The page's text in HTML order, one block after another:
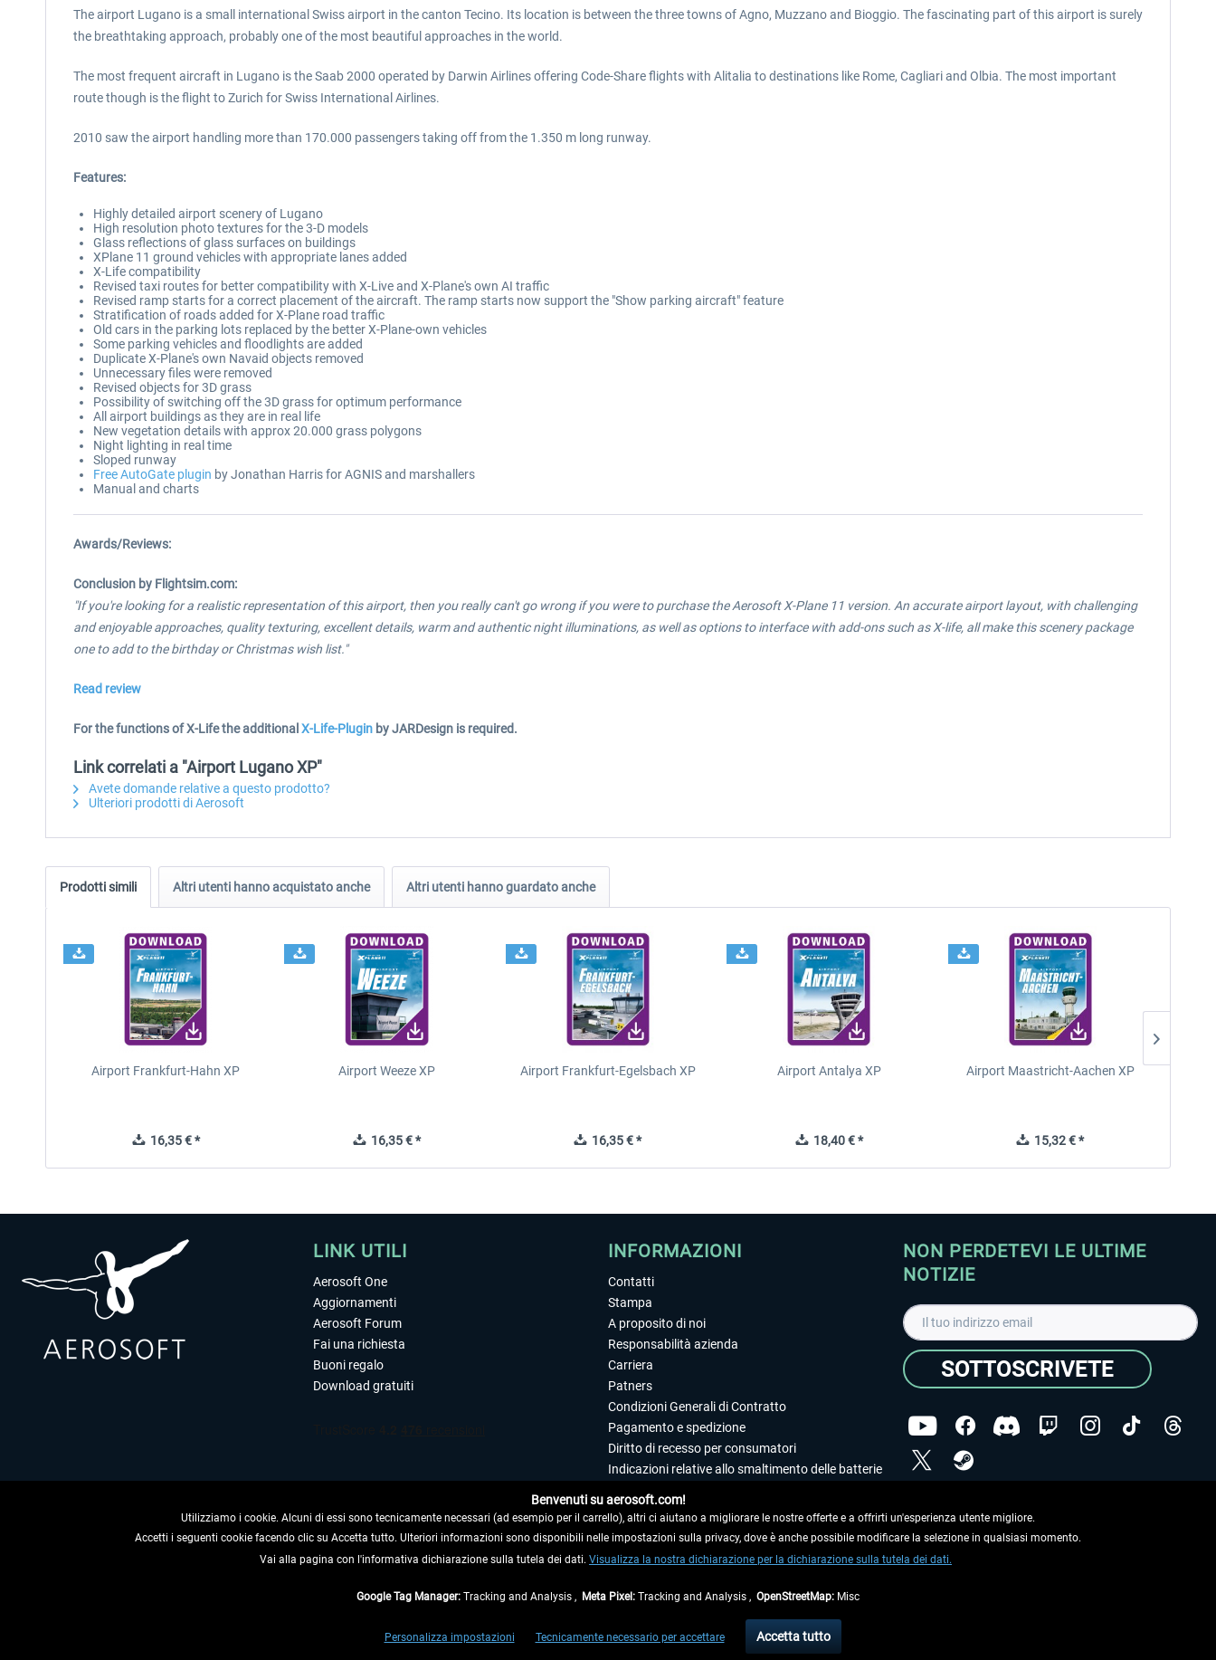
The airport Lugano is a small international Swiss airport in the canton Tecino. Its location is between the three towns of Agno, Muzzano and Bioggio. The fascinating part of this airport is surely
the breathtaking approach, probably one of the most beautiful approaches in the world.
The most frequent aircraft in Lugano is the Saab 2000 operated by Darwin Airlines offering Code-Share flights with Alitalia to destinations like Rome, Cagliari and Olbia. The most important
route though is the flight to Zurich for Swiss International Airlines.
2010 saw the airport handling more than 170.000 passengers taking off from the 1.350 m long runway.
Features:
Highly detailed airport scenery of Lugano
High resolution photo textures for the 3-D models
Glass reflections of glass surfaces on buildings
XPlane 11 ground vehicles with appropriate lanes added
X-Life compatibility
Revised taxi routes for better compatibility with X-Live and X-Plane's own AI traffic
Revised ramp starts for a correct placement of the aircraft. The ramp starts now support the "Show parking aircraft" feature
Stratification of roads added for X-Plane road traffic
Old cars in the parking lots replaced by the better X-Plane-own vehicles
Some parking vehicles and floodlights are added
Duplicate X-Plane's own Navaid objects removed
Unnecessary files were removed
Revised objects for 3D grass
Possibility of switching off the 3D grass for optimum performance
All airport buildings as they are in real life
New vegetation details with approx 20.000 grass polygons
Night lighting in real time
Sloped runway
Free AutoGate plugin by Jonathan Harris for AGNIS and marshallers
Manual and charts
Awards/Reviews:
Conclusion by Flightsim.com:
"If you're looking for a realistic representation of this airport, then you really can't go wrong if you were to purchase the Aerosoft X-Plane 11 version. An accurate airport layout, with challenging
and enjoyable approaches, quality texturing, excellent details, warm and authentic night illuminations, as well as options to interface with add-ons such as X-life, all make this scenery package
one to add to the birthday or Christmas wish list."
Read review
For the functions of X-Life the additional X-Life-Plugin by JARDesign is required.
Link correlati a "Airport Lugano XP"
Avete domande relative a questo prodotto?
Ulteriori prodotti di Aerosoft
Prodotti simili Altri utenti hanno acquistato anche Altri utenti hanno guardato anche
Airport Frankfurt-Hahn XP
16,35 € *
Airport Weeze XP
16,35 € *
Airport Frankfurt-Egelsbach XP
16,35 € *
Airport Antalya XP
18,40 € *
Airport Maastricht-Aachen XP
15,32 € *
LINK UTILI
Aerosoft One
Aggiornamenti
Aerosoft Forum
Fai una richiesta
Buoni regalo
Download gratuiti
RECEDERE DAL CONTRATTO
INFORMAZIONI
Contatti
Stampa
A proposito di noi
Responsabilità azienda
Carriera
Patners
Condizioni Generali di Contratto
Pagamento e spedizione
Diritto di recesso per consumatori
Indicazioni relative allo smaltimento delle batterie
Editoriale
NON PERDETEVI LE ULTIME
NOTIZIE
SOTTOSCRIVETE
dei dati.
Copyright © Aerosoft GmbH. Tutti i diritti riservati.
ed eventualmente le spese di spedizione, se non diversamente descritto.
** Riguarda le spedizioni al di fuori della Germania, i tempi di consegna per le altre nazioni sono disponibili nelleinformazioni di spedizione
Benvenuti su aerosoft.com!
Utilizziamo i cookie. Alcuni di essi sono tecnicamente necessari (ad esempio per il carrello), altri ci aiutano a migliorare le nostre offerte e a offrirti un'esperienza utente migliore.
Accetti i seguenti cookie facendo clic su Accetta tutto. Ulteriori informazioni sono disponibili nelle impostazioni sulla privacy, dove è anche possibile modificare la selezione in qualsiasi momento.
Vai alla pagina con l'informativa dichiarazione sulla tutela dei dati. Visualizza la nostra dichiarazione per la dichiarazione sulla tutela dei dati.
Google Tag Manager: Tracking and Analysis , Meta Pixel: Tracking and Analysis , OpenStreetMap: Misc
Personalizza impostazioni Tecnicamente necessario per accettare Accetta tutto